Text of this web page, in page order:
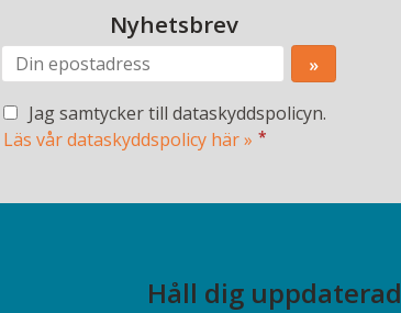
Nyhetsbrev
Jag samtycker till dataskyddspolicyn.
Läs vår dataskyddspolicy här » *
Håll dig uppdaterad